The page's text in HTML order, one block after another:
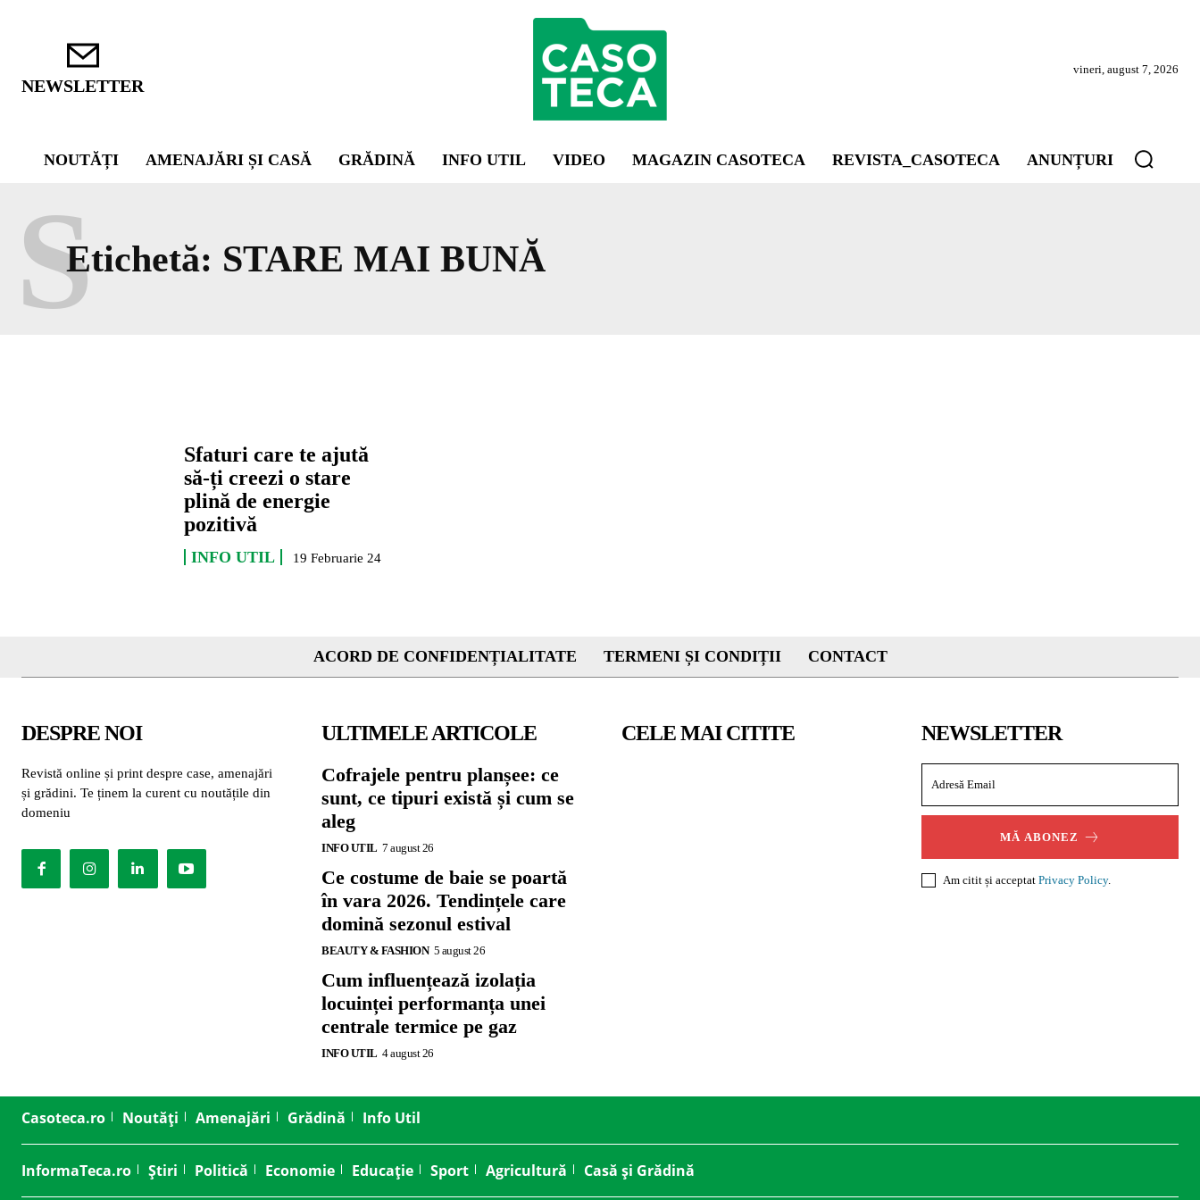
NEWSLETTER
vineri, august 7, 2026
NOUTĂȚI AMENAJĂRI ȘI CASĂ GRĂDINĂ INFO UTIL VIDEO MAGAZIN CASOTECA REVISTA_CASOTECA ANUNȚURI
Etichetă: STARE MAI BUNĂ
S
Sfaturi care te ajută
să-ți creezi o stare
plină de energie
pozitivă
INFO UTIL 19 Februarie 24
ACORD DE CONFIDENȚIALITATE TERMENI ȘI CONDIȚII CONTACT
DESPRE NOI
Revistă online și print despre case, amenajări
și grădini. Te ținem la curent cu noutățile din
domeniu
ULTIMELE ARTICOLE
Cofrajele pentru planșee: ce
sunt, ce tipuri există și cum se
aleg
INFO UTIL 7 august 26
Ce costume de baie se poartă
în vara 2026. Tendințele care
domină sezonul estival
BEAUTY & FASHION 5 august 26
Cum influențează izolația
locuinței performanța unei
centrale termice pe gaz
INFO UTIL 4 august 26
CELE MAI CITITE NEWSLETTER
MĂ ABONEZ
Am citit și acceptat Privacy Policy.
Casoteca.ro Noutăți Amenajări Grădină Info Util
InformaTeca.ro Știri Politică Economie Educație Sport Agricultură Casă și Grădină